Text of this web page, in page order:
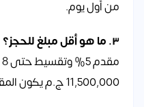
من أول يوم.
٣. ما هو أقل مبلغ للحجز؟
11,500,000 ج.م يكون المقدم 575,000 ج.م فقط.